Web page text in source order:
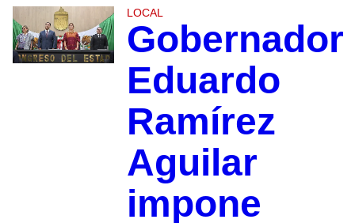
LOCAL
Gobernador
Eduardo
Ramírez
Aguilar
impone